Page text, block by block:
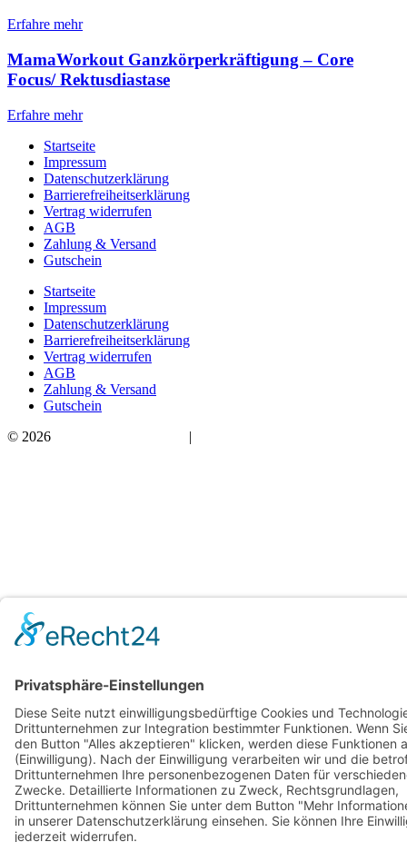
Erfahre mehr
MamaWorkout Ganzkörperkräftigung – Core
Focus/ Rektusdiastase
Erfahre mehr
Startseite
Impressum
Datenschutzerklärung
Barrierefreiheitserklärung
Vertrag widerrufen
AGB
Zahlung & Versand
Gutschein
Startseite
Impressum
Datenschutzerklärung
Barrierefreiheitserklärung
Vertrag widerrufen
AGB
Zahlung & Versand
Gutschein
© 2026
|